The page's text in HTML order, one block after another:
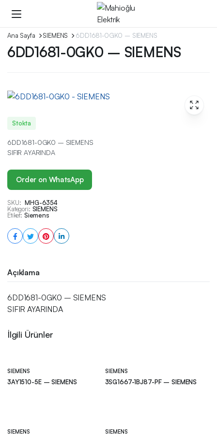
Ana Sayfa SIEMENS 6DD1681-0GK0 – SIEMENS
6DD1681-0GK0 – SIEMENS
Stokta
6DD1681-0GK0 – SIEMENS
SIFIR AYARINDA
Order on WhatsApp
SKU: MHG-6354
Kategori: SIEMENS
Etiket: Siemens
Açıklama
6DD1681-0GK0 – SIEMENS
SIFIR AYARINDA
İlgili Ürünler
SIEMENS
3AY1510-5E – SIEMENS
SIEMENS
3SG1667-1BJ87-PF – SIEMENS
SIEMENS SIEMENS